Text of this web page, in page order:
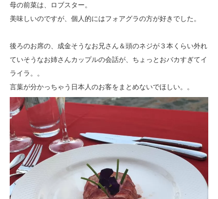
母の前菜は、ロブスター。
美味しいのですが、個人的にはフォアグラの方が好きでした。
後ろのお席の、成金そうなお兄さん＆頭のネジが３本くらい外れ
ていそうなお姉さんカップルの会話が、ちょっとおバカすぎてイ
ライラ。。
言葉が分かっちゃう日本人のお客をまとめないでほしい。。